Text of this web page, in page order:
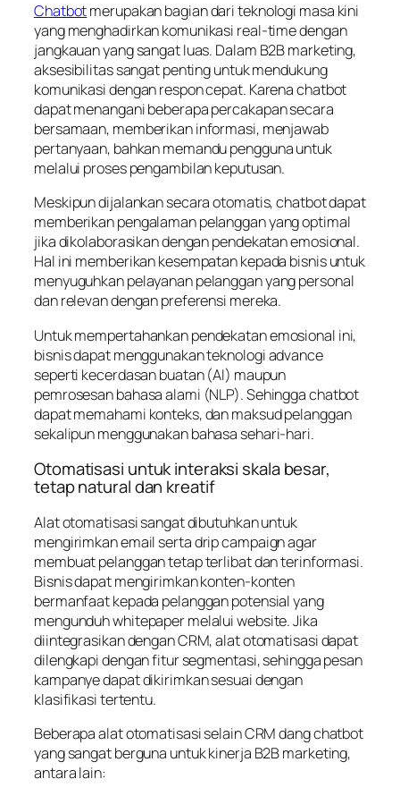
Chatbotmerupakan bagian dari teknologi masa kini
yang menghadirkan komunikasi real-time dengan
jangkauan yang sangat luas. Dalam B2B marketing,
aksesibilitas sangat penting untuk mendukung
komunikasi dengan respon cepat. Karena chatbot
dapat menangani beberapa percakapan secara
bersamaan, memberikan informasi, menjawab
pertanyaan, bahkan memandu pengguna untuk
melalui proses pengambilan keputusan.
Meskipun dijalankan secara otomatis, chatbot dapat
memberikan pengalaman pelanggan yang optimal
jika dikolaborasikan dengan pendekatan emosional.
Hal ini memberikan kesempatan kepada bisnis untuk
menyuguhkan pelayanan pelanggan yang personal
dan relevan dengan preferensi mereka.
Untuk mempertahankan pendekatan emosional ini,
bisnis dapat menggunakan teknologiadvance
seperti kecerdasan buatan (AI) maupun
pemrosesan bahasa alami (NLP). Sehingga chatbot
dapat memahami konteks, dan maksud pelanggan
sekalipun menggunakan bahasa sehari-hari.
Otomatisasi untuk interaksi skala besar,
tetap natural dan kreatif
Alat otomatisasi sangat dibutuhkan untuk
mengirimkan email sertadrip campaignagar
membuat pelanggan tetap terlibat dan terinformasi.
Bisnis dapat mengirimkan konten-konten
bermanfaat kepada pelanggan potensial yang
mengunduh whitepaper melalui website. Jika
diintegrasikan dengan CRM, alat otomatisasi dapat
dilengkapi dengan fitur segmentasi, sehingga pesan
kampanye dapat dikirimkan sesuai dengan
klasifikasi tertentu.
Beberapa alat otomatisasi selain CRM dang chatbot
yang sangat berguna untuk kinerja B2B marketing,
antara lain: